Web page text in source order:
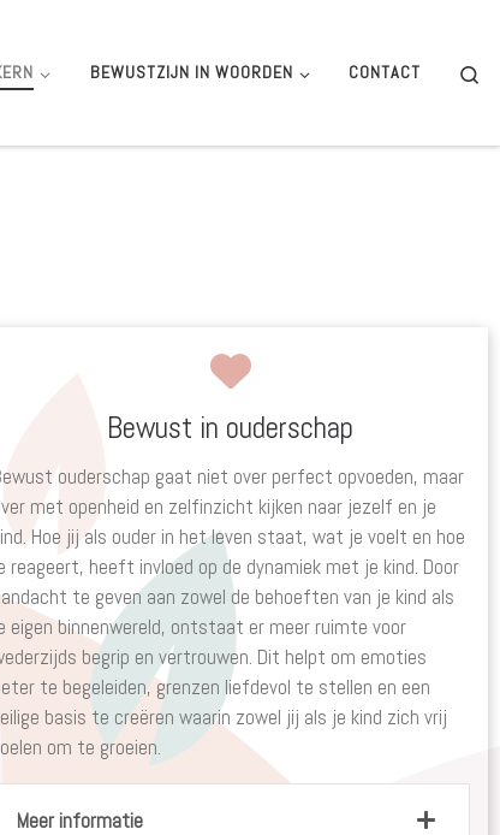
BEWUSTZIJN IN WOORDEN CONTACT
Bewust in ouderschap
ouderschap gaat niet over perfect opvoeden, maar
met openheid en zelfinzicht kijken naar jezelf en je
Hoe jij als ouder in het leven staat, wat je voelt en hoe
reageert, heeft invloed op de dynamiek met je kind. Door
te geven aan zowel de behoeften van je kind als
eigen binnenwereld, ontstaat er meer ruimte voor
begrip en vertrouwen. Dit helpt om emoties
te begeleiden, grenzen liefdevol te stellen en een
basis te creëren waarin zowel jij als je kind zich vrij
om te groeien.
Meer informatie